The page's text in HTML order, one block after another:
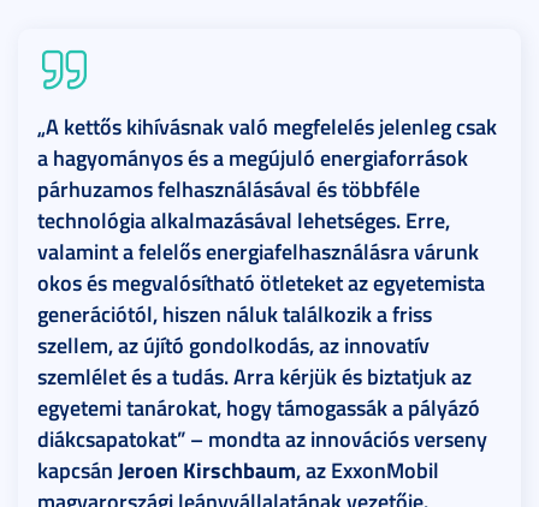
„A kettős kihívásnak való megfelelés jelenleg csak
a hagyományos és a megújuló energiaforrások
párhuzamos felhasználásával és többféle
technológia alkalmazásával lehetséges. Erre,
valamint a felelős energiafelhasználásra várunk
okos és megvalósítható ötleteket az egyetemista
generációtól, hiszen náluk találkozik a friss
szellem, az újító gondolkodás, az innovatív
szemlélet és a tudás. Arra kérjük és biztatjuk az
egyetemi tanárokat, hogy támogassák a pályázó
diákcsapatokat” – mondta az innovációs verseny
kapcsánJeroen Kirschbaum, az ExxonMobil